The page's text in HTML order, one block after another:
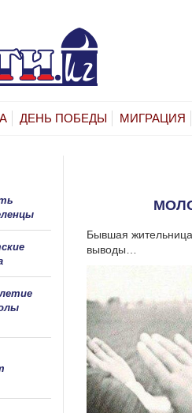
ДЕНЬ ПОБЕДЫ МИГРАЦИЯ
Бывшая
выводы…